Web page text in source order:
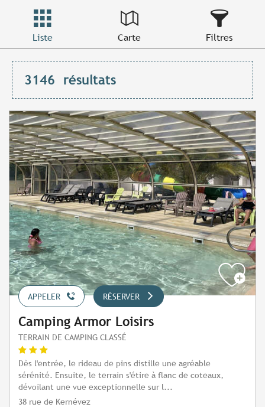
Liste Carte Filtres
3146 résultats
APPELER RÉSERVER
Camping Armor Loisirs
TERRAIN DE CAMPING CLASSÉ
Dès l'entrée, le rideau de pins distille une agréable
sérénité. Ensuite, le terrain s'étire à flanc de coteaux,
dévoilant une vue exceptionnelle sur l...
38 rue de Kernévez